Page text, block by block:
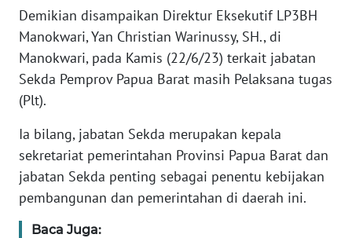
Demikian disampaikan Direktur Eksekutif LP3BH
Manokwari, Yan Christian Warinussy, SH., di
Manokwari, pada Kamis (22/6/23) terkait jabatan
Sekda Pemprov Papua Barat masih Pelaksana tugas
(Plt).
Ia bilang, jabatan Sekda merupakan kepala
sekretariat pemerintahan Provinsi Papua Barat dan
jabatan Sekda penting sebagai penentu kebijakan
pembangunan dan pemerintahan di daerah ini.
Baca Juga:
NTT
WN
KEPRI
WN
PAPUA
BARAT